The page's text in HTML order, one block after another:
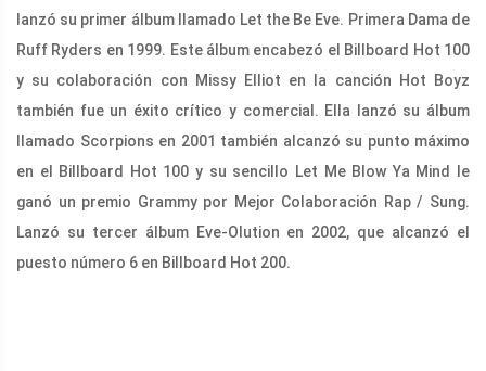
lanzó su primer álbum llamado Let the Be Eve. Primera Dama de
Ruff Ryders en 1999. Este álbum encabezó el Billboard Hot 100
y su colaboración con Missy Elliot en la canción Hot Boyz
también fue un éxito crítico y comercial. Ella lanzó su álbum
llamado Scorpions en 2001 también alcanzó su punto máximo
en el Billboard Hot 100 y su sencillo Let Me Blow Ya Mind le
ganó un premio Grammy por Mejor Colaboración Rap / Sung.
Lanzó su tercer álbum Eve-Olution en 2002, que alcanzó el
puesto número 6 en Billboard Hot 200.